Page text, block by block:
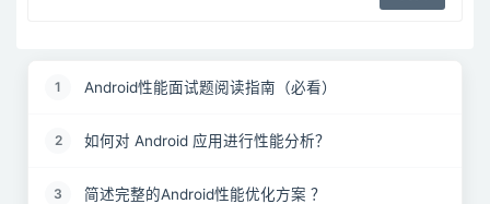
1 Android性能面试题阅读指南（必看）
2 如何对 Android 应用进行性能分析？
3 简述完整的Android性能优化方案 ？